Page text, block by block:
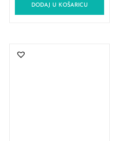
DODAJ U KOŠARICU